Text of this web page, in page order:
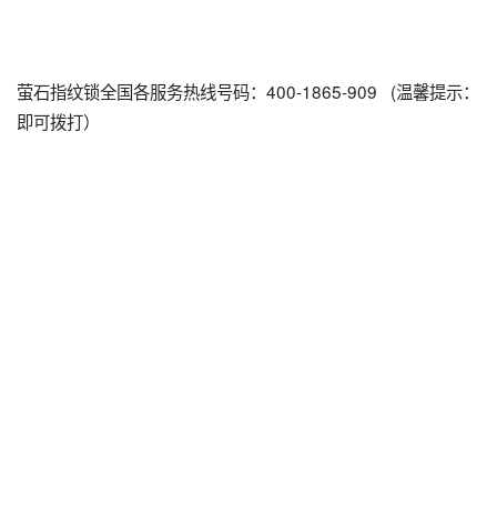
萤石指纹锁全国各服务热线号码：400-1865-909 (温馨提示：
即可拨打）